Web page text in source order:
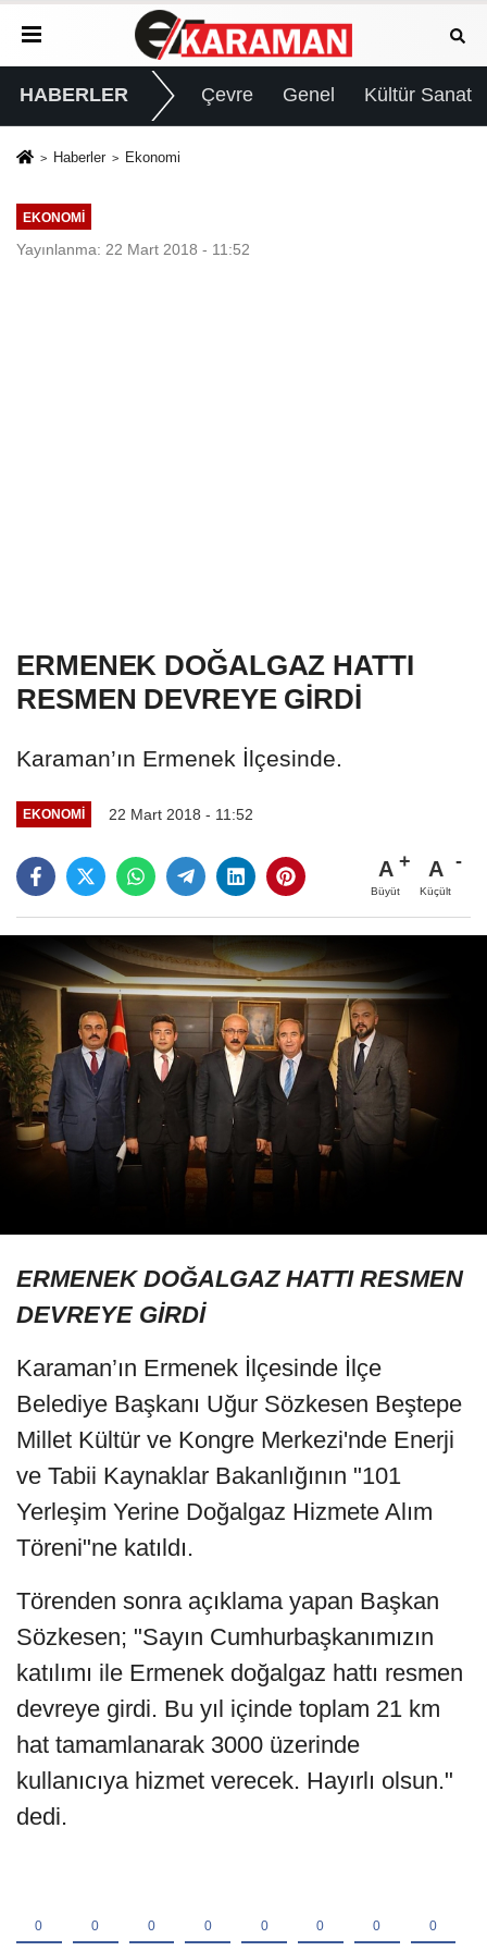
HABERLER Çevre Genel Kültür Sanat
Haberler Ekonomi
EKONOMI
Yayınlanma: 22 Mart 2018 - 11:52
ERMENEK DOĞALGAZ HATTI
RESMEN DEVREYE GİRDİ
Karaman’ın Ermenek İlçesinde.
EKONOMI 22 Mart 2018 - 11:52
A
Büyüt
A
Küçült
ERMENEK DOĞALGAZ HATTI RESMEN
DEVREYE GİRDİ
Karaman’ın Ermenek İlçesinde İlçe
Belediye Başkanı Uğur Sözkesen Beştepe
Millet Kültür ve Kongre Merkezi'nde Enerji
ve Tabii Kaynaklar Bakanlığının "101
Yerleşim Yerine Doğalgaz Hizmete Alım
Töreni"ne katıldı.
Törenden sonra açıklama yapan Başkan
Sözkesen; "Sayın Cumhurbaşkanımızın
katılımı ile Ermenek doğalgaz hattı resmen
devreye girdi. Bu yıl içinde toplam 21 km
hat tamamlanarak 3000 üzerinde
kullanıcıya hizmet verecek. Hayırlı olsun."
dedi.